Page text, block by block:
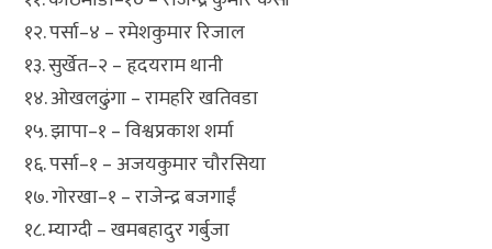
१२. पर्सा–४ – रमेशकुमार रिजाल
१३. सुर्खेत–२ – हृदयराम थानी
१४. ओखलढुंगा – रामहरि खतिवडा
१५. झापा–१ – विश्वप्रकाश शर्मा
१६. पर्सा–१ – अजयकुमार चौरसिया
१७. गोरखा–१ – राजेन्द्र बजगाईं
१८. म्याग्दी – खमबहादुर गर्बुजा